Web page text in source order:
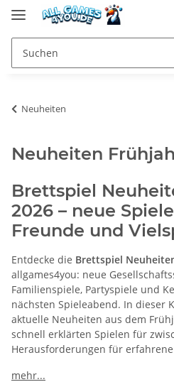
Neuheiten
Neuheiten
Brettspiel
2026 – neue
Freunde und
Entdecke die Brettspiel
allgames4you: neue
Familienspiele, Partyspiele und
nächsten Spieleabend. In dieser
aktuelle Neuheiten aus dem
schnell erklärten Spielen für
Herausforderungen für
mehr...